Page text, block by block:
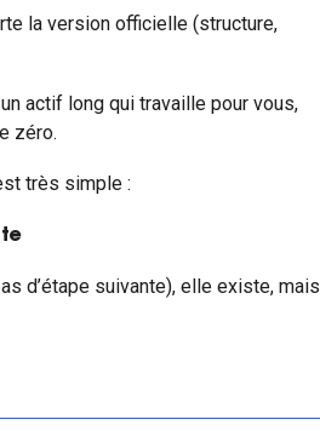
la version officielle (structure,
actif long qui travaille pour vous,
zéro.
très simple :
d’étape suivante), elle existe, mais